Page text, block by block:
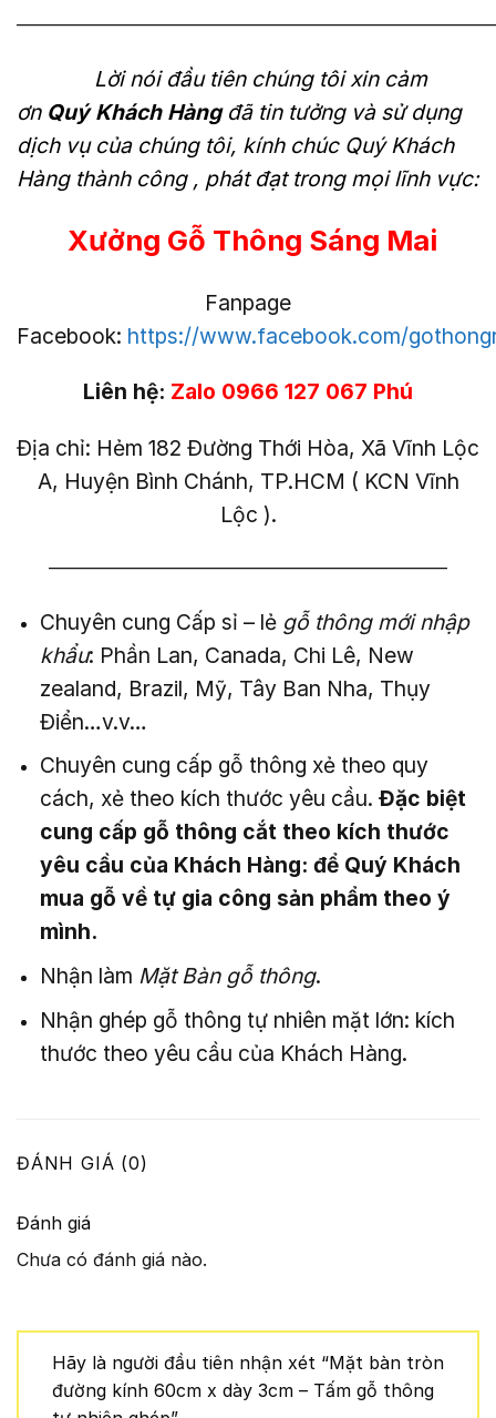
Lời nói đầu tiên chúng tôi xin cảm
ơn Quý Khách Hàngđã tin tưởng và sử dụng
dịch vụ của chúng tôi, kính chúc Quý Khách
Hàng thành công , phát đạt trong mọi lĩnh vực:
Xưởng Gỗ Thông Sáng Mai
Fanpage
Facebook: https://www.facebook.com/
Liên hệ: Zalo 0966 127 067 Phú
Địa chỉ: Hẻm 182 Đường Thới Hòa, Xã Vĩnh Lộc
A, Huyện Bình Chánh, TP.HCM ( KCN Vĩnh
Lộc ).
——————————————————————–
Chuyên cung Cấp sỉ – lẻ gỗ thông mới nhập
khẩu: Phần Lan, Canada, Chi Lê, New
zealand, Brazil, Mỹ, Tây Ban Nha, Thụy
Điển…v.v…
Chuyên cung cấp gỗ thông xẻ theo quy
cách, xẻ theo kích thước yêu cầu. Đặc biệt
cung cấp gỗ thông cắt theo kích thước
yêu cầu của Khách Hàng: để Quý Khách
mua gỗ về tự gia công sản phẩm theo ý
mình.
Nhận làm Mặt Bàn gỗ thông.
Nhận ghép gỗ thông tự nhiên mặt lớn: kích
thước theo yêu cầu của Khách Hàng.
ĐÁNH GIÁ (0)
Đánh giá
Chưa có đánh giá nào.
Hãy là người đầu tiên nhận xét “Mặt bàn tròn
đường kính 60cm x dày 3cm – Tấm gỗ thông